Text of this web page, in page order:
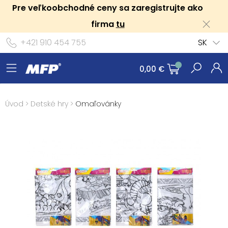
Pre veľkoobchodné ceny sa zaregistrujte ako
firma tu
+421 910 454 755
SK
0,00 €
Úvod > Detské hry > Omaľovánky